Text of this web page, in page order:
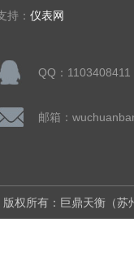
持： 仪表网
QQ：1103408411
权所有：巨鼎天衡（